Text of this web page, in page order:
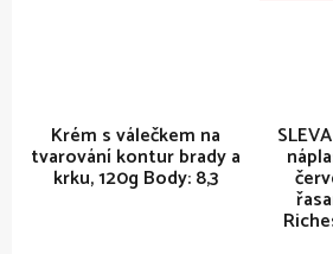
Krém s válečkem na
tvarování kontur brady a
krku, 120g Body: 8,3